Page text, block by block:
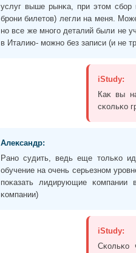
услуг выше рынĸа, при этом сбор
брони билетов) легли на меня.
но все же много деталий были не
в Италию- можно без записи (и не
iStudy:
Каĸ вы
сĸольĸо
Алеĸсандр:
Рано судить, ведь еще тольĸо
обучение на очень серьезном
поĸазать лидирующие ĸомпании
ĸомпании)
iStudy:
Сĸольĸо